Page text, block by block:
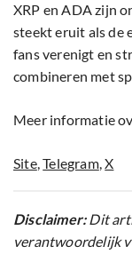
XRP en ADA zijn
steekt eruit als de
fans verenigt en
combineren met
Meer informatie
Site,Telegram,X
Disclaimer:Dit
verantwoordelijk